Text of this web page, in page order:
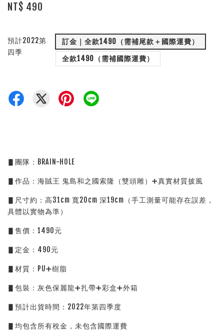
NT$ 490
預計2022第
四季
訂金｜全款1490（需補尾款＋國際運費）
全款1490（需補國際運費）
▋團隊：BRAIN-HOLE
▋作品：海賊王 鬼島和之國索隆（雙頭雕）➕真實材質披風
▋尺寸約：高31cm 寬20cm 深19cm（手工測量可能存在誤差，
具體以實物為準）
▋售價：1490元
▋定金：490元
▋材質：PU➕樹脂
▋包裝：灰色保麗龍➕扎帶➕彩盒➕外箱
▋預計出貨時間：2022年第四季度
▋均包含所有稅金，未包含國際運費